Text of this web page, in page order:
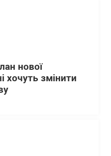
нової
хочуть змінити